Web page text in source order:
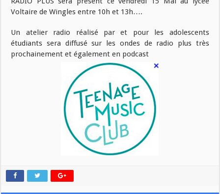
Voltaire de Wingles entre 10h et 13h….
Un atelier radio réalisé par et pour les adolescents
étudiants sera diffusé sur les ondes de radio plus très
prochainement et également en podcast